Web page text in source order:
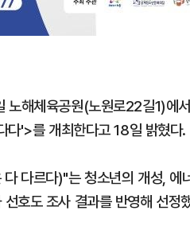
해체육공원(노원로22길1)에
'>를 개최한다고 18일 밝혔다.
다르다)"는 청소년의 개성,
호도 조사 결과를 반영해 선정